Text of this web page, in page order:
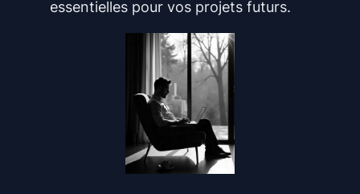
essentielles pour vos projets futurs.